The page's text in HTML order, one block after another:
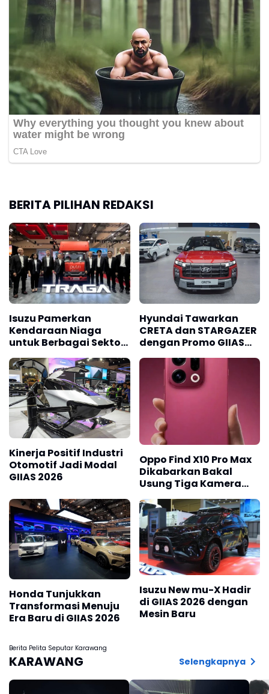
BERITA PILIHAN REDAKSI
Isuzu Pamerkan
Kendaraan Niaga
untuk Berbagai Sektor
Hyundai Tawarkan
CRETA dan STARGAZER
dengan Promo GIIAS
Kinerja Positif Industri
Otomotif Jadi Modal
GIIAS 2026
Oppo Find X10 Pro Max
Dikabarkan Bakal
Usung Tiga Kamera
200MP
Honda Tunjukkan
Transformasi Menuju
Era Baru di GIIAS 2026
Isuzu New mu-X Hadir
di GIIAS 2026 dengan
Mesin Baru
Berita Pelita Seputar Karawang
KARAWANG Selengkapnya